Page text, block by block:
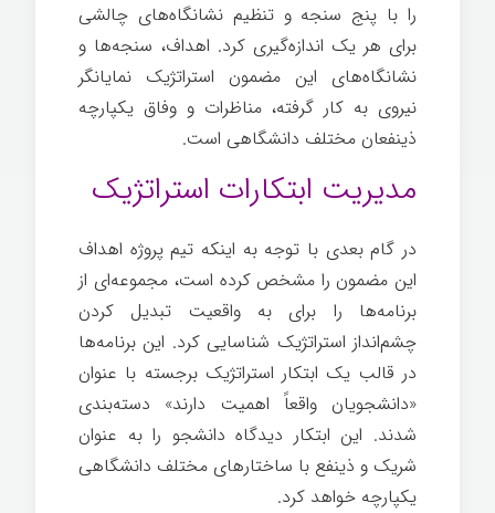
را با پنج سنجه و تنظیم نشانگاه‌های چالشی
برای هر یک اندازه‌گیری کرد. اهداف، سنجه‌ها و
نشانگاه‌های این مضمون استراتژیک نمایانگر
نیروی به کار گرفته، مناظرات و وفاق یکپارچه
ذینفعان مختلف دانشگاهی است.
مدیریت ابتکارات استراتژیک
در گام بعدی با توجه به اینکه تیم پروژه اهداف
این مضمون را مشخص کرده است، مجموعه‌ای از
برنامه‌ها را برای به واقعیت تبدیل کردن
چشم‌انداز استراتژیک شناسایی کرد. این برنامه‌ها
در قالب یک ابتکار استراتژیک برجسته با عنوان
«دانشجویان واقعاً اهمیت دارند» دسته‌بندی
شدند. این ابتکار دیدگاه دانشجو را به عنوان
شریک و ذینفع با ساختارهای مختلف دانشگاهی
یکپارچه خواهد کرد.